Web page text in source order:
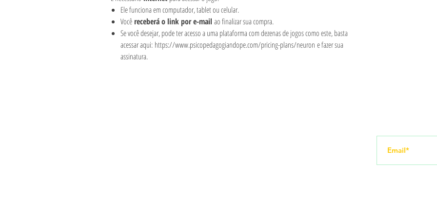
Ele funciona em computador, tablet ou celular.
Você receberá o link por e-mail ao finalizar sua compra.
Se você desejar, pode ter acesso a uma plataforma com dezenas de jogos como este, basta
acessar aqui: https://www.psicopedagogiandope.com/pricing-plans/neuron e fazer sua
assinatura.